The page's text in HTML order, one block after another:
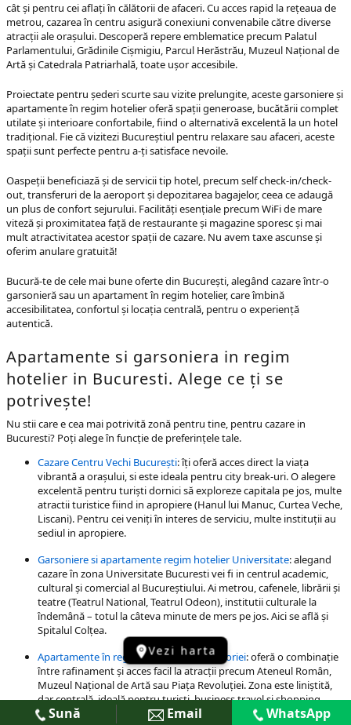
cât și pentru cei aflați în călătorii de afaceri. Cu acces rapid la rețeaua de
metrou, cazarea în centru asigură conexiuni convenabile către diverse
atracții ale orașului. Descoperă repere emblematice precum Palatul
Parlamentului, Grădinile Cișmigiu, Parcul Herăstrău, Muzeul Național de
Artă și Catedrala Patriarhală, toate ușor accesibile.
Proiectate pentru șederi scurte sau vizite prelungite, aceste garsoniere și
apartamente în regim hotelier oferă spații generoase, bucătării complet
utilate și interioare confortabile, fiind o alternativă excelentă la un hotel
tradițional. Fie că vizitezi Bucureștiul pentru relaxare sau afaceri, aceste
spații sunt perfecte pentru a-ți satisface nevoile.
Oaspeții beneficiază și de servicii tip hotel, precum self check-in/check-
out, transferuri de la aeroport și depozitarea bagajelor, ceea ce adaugă
un plus de confort sejurului. Facilități esențiale precum WiFi de mare
viteză și proximitatea față de restaurante și magazine sporesc și mai
mult atractivitatea acestor spații de cazare. Nu avem taxe ascunse și
oferim anulare gratuită!
Bucură-te de cele mai bune oferte din București, alegând cazare într-o
garsonieră sau un apartament în regim hotelier, care îmbină
accesibilitatea, confortul și locația centrală, pentru o experiență
autentică.
Apartamente si garsoniera in regim
hotelier in Bucuresti. Alege ce ți se
potrivește!
Nu stii care e cea mai potrivită zonă pentru tine, pentru cazare in
Bucuresti? Poți alege în funcție de preferințele tale.
Cazare Centru Vechi București: îți oferă acces direct la viața
vibrantă a orașului, si este ideala pentru city break-uri. O alegere
excelentă pentru turiști dornici să exploreze capitala pe jos, multe
atractii turistice fiind in apropiere (Hanul lui Manuc, Curtea Veche,
Liscani). Pentru cei veniți în interes de serviciu, multe instituții au
sediul in apropiere.
Garsoniere si apartamente regim hotelier Universitate: alegand
cazare în zona Universitate Bucuresti vei fi in centrul academic,
cultural și comercial al Bucureștiului. Ai metrou, cafenele, librării și
teatre (Teatrul National, Teatrul Odeon), institutii culturale la
îndemână – totul la câteva minute de mers pe jos. Aici se află și
Spitalul Colțea.
Apartamente în regim hotelier Calea Victoriei: oferă o combinație
între rafinament și acces facil la atracții precum Ateneul Român,
Muzeul Național de Artă sau Piața Revoluției. Zona este liniștită,
dar centrală, ideală pentru turisti, business travel si shopping
premium.
Vezi harta
Sună Email WhatsApp